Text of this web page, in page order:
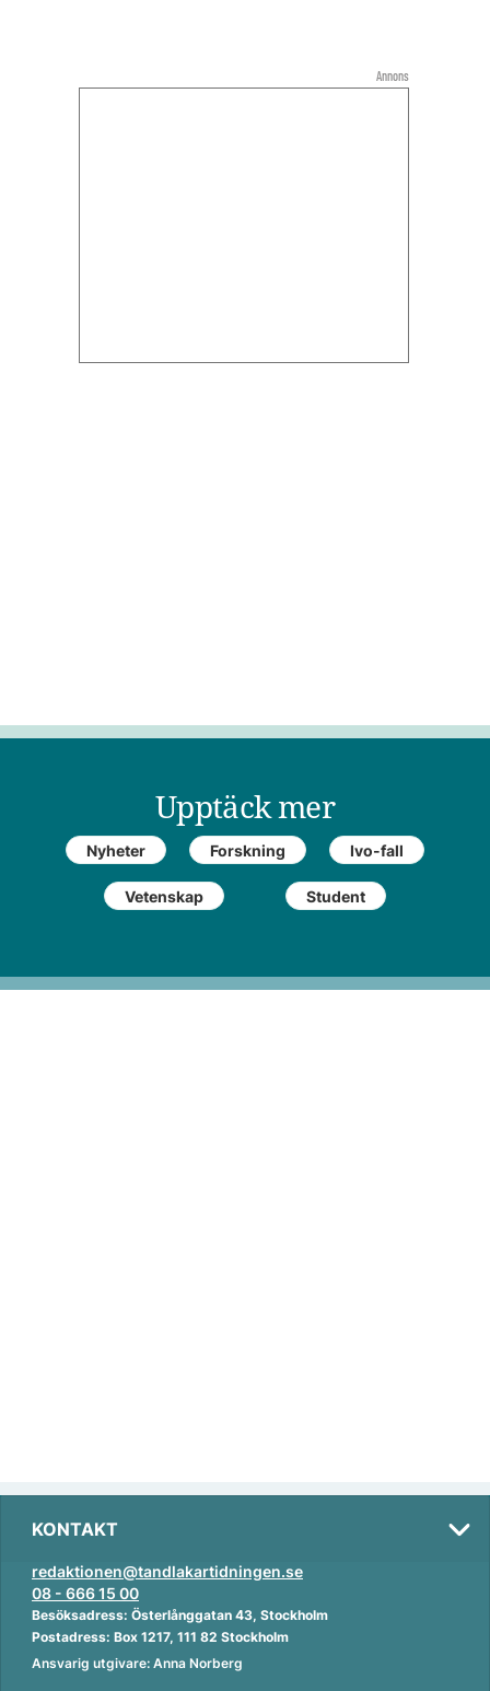
Upptäck mer
Nyheter Forskning Ivo-fall
Vetenskap Student
Annons
KONTAKT
redaktionen@tandlakartidningen.se
08 - 666 15 00
Besöksadress: Österlånggatan 43, Stockholm
Postadress: Box 1217, 111 82 Stockholm
Ansvarig utgivare: Anna Norberg